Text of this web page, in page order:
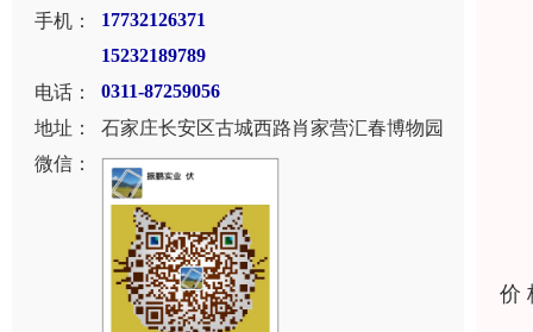
手机：
17732126371
15232189789
电话： 0311-87259056
地址：
石家庄长安区古城西路肖家营汇春博物园
微信：
价